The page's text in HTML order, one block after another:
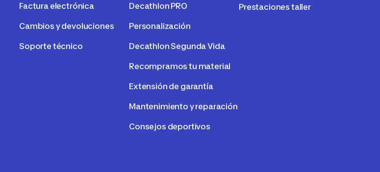
Factura electrónica
Cambios y devoluciones
Soporte técnico
Decathlon PRO
Personalización
Decathlon Segunda Vida
Recompramos tu material
Extensión de garantía
Mantenimiento y reparación
Consejos deportivos
Prestaciones taller